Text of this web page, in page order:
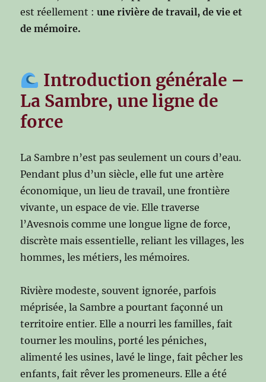
est réellement :une rivière de travail, de vie et
de mémoire.
Introduction générale –
La Sambre, une ligne de
force
La Sambre n’est pas seulement un cours d’eau.
Pendant plus d’un siècle, elle fut une artère
économique, un lieu de travail, une frontière
vivante, un espace de vie. Elle traverse
l’Avesnois comme une longue ligne de force,
discrète mais essentielle, reliant les villages, les
hommes, les métiers, les mémoires.
Rivière modeste, souvent ignorée, parfois
méprisée, la Sambre a pourtant façonné un
territoire entier. Elle a nourri les familles, fait
tourner les moulins, porté les péniches,
alimenté les usines, lavé le linge, fait pêcher les
enfants, fait rêver les promeneurs. Elle a été